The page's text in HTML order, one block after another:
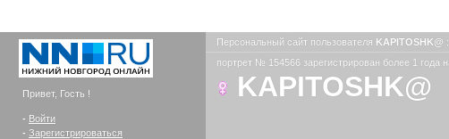
Привет, Гость !
- Войти
- Зарегистрироваться
Персональный сайт пользователя KAPITOSHK@ :
портрет № 154566 зарегистрирован более 1 года
KAPITOSHK@